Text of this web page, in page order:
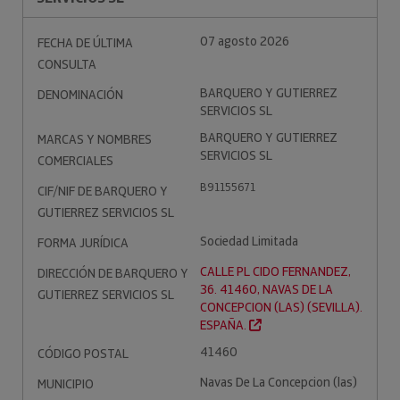
FECHA DE ÚLTIMA
CONSULTA
07 agosto 2026
DENOMINACIÓN
BARQUERO Y GUTIERREZ
SERVICIOS SL
MARCAS Y NOMBRES
COMERCIALES
BARQUERO Y GUTIERREZ
SERVICIOS SL
CIF/NIF DE BARQUERO Y
GUTIERREZ SERVICIOS SL
B91155671
FORMA JURÍDICA
Sociedad Limitada
DIRECCIÓN DE BARQUERO Y
GUTIERREZ SERVICIOS SL
CALLE PL CIDO FERNANDEZ,
36. 41460, NAVAS DE LA
CONCEPCION (LAS) (SEVILLA).
ESPAÑA.
CÓDIGO POSTAL
41460
MUNICIPIO
Navas De La Concepcion (las)